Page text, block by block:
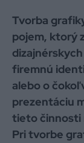
Tvorba
pojem, ktorý
firemnú
alebo o
prezentáciu
tieto činnosti
Pri tvorbe